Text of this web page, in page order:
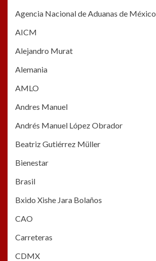
Agencia Nacional de Aduanas de México
AICM
Alejandro Murat
Alemania
AMLO
Andres Manuel
Andrés Manuel López Obrador
Beatriz Gutiérrez Müller
Bienestar
Brasil
Bxido Xishe Jara Bolaños
CAO
Carreteras
CDMX